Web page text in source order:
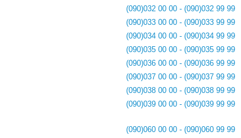
(090)032 00 00 - (090)032 99 99
(090)033 00 00 - (090)033 99 99
(090)034 00 00 - (090)034 99 99
(090)035 00 00 - (090)035 99 99
(090)036 00 00 - (090)036 99 99
(090)037 00 00 - (090)037 99 99
(090)038 00 00 - (090)038 99 99
(090)039 00 00 - (090)039 99 99
(090)060 00 00 - (090)060 99 99